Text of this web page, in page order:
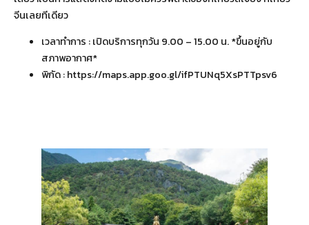
จีนเลยทีเดียว
เวลาทำการ : เปิดบริการทุกวัน 9.00 – 15.00 น. *ขึ้นอยู่กับ
สภาพอากาศ*
พิกัด :https://maps.app.goo.gl/ifPTUNq5XsPTTpsv6